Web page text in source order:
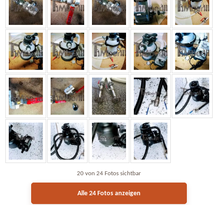
20 von 24 Fotos sichtbar
Alle 24 Fotos anzeigen